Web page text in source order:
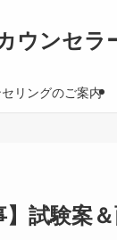
ウンセラ
リングのご案内
】試験案